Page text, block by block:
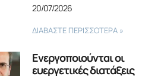
20/07/2026
ΔΙΑΒΑΣΤΕ ΠΕΡΙΣΣΟΤΕΡΑ »
Ενεργοποιούνται οι
ευεργετικές διατάξεις